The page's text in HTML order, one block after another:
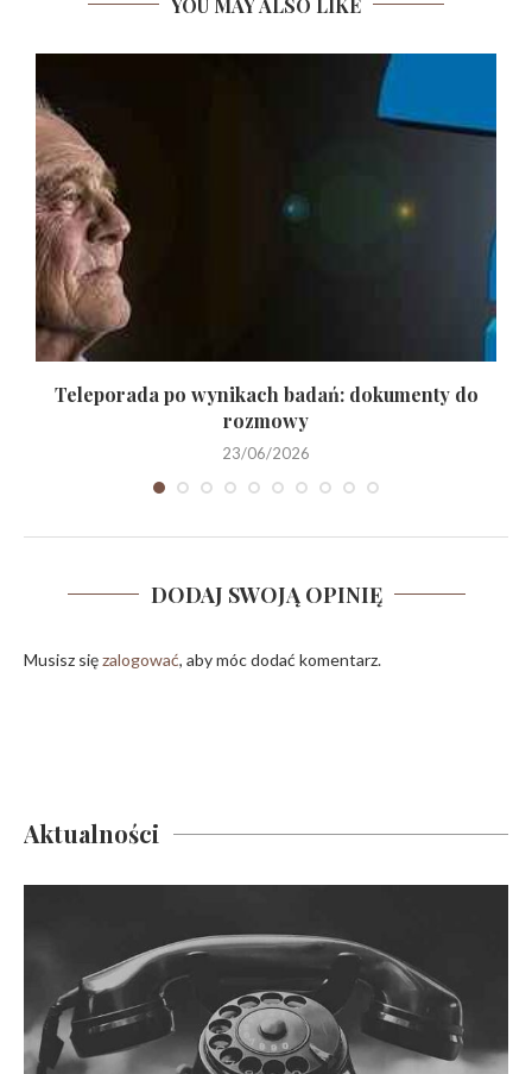
YOU MAY ALSO LIKE
Teleporada po wynikach badań: dokumenty do
rozmowy
23/06/2026
DODAJ SWOJĄ OPINIĘ
Musisz sięzalogować, aby móc dodać komentarz.
Aktualności